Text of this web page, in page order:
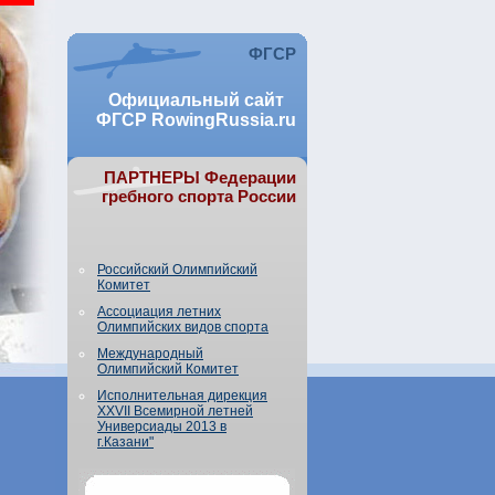
ФГСР
Официальный сайт
ФГСР RowingRussia.ru
ПАРТНЕРЫ Федерации
гребного спорта России
Российский Олимпийский
Комитет
Ассоциация летних
Олимпийских видов спорта
Международный
Олимпийский Комитет
Исполнительная дирекция
XXVII Всемирной летней
Универсиады 2013 в
г.Казани"